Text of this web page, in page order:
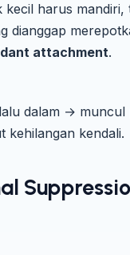
kecil harus mandiri,
dianggap
attachment.
dalam →
kehilangan kendali.